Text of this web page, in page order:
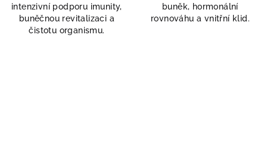
intenzivní podporu imunity,
buněčnou revitalizaci a
čistotu organismu.
buněk, hormonální
rovnováhu a vnitřní klid.